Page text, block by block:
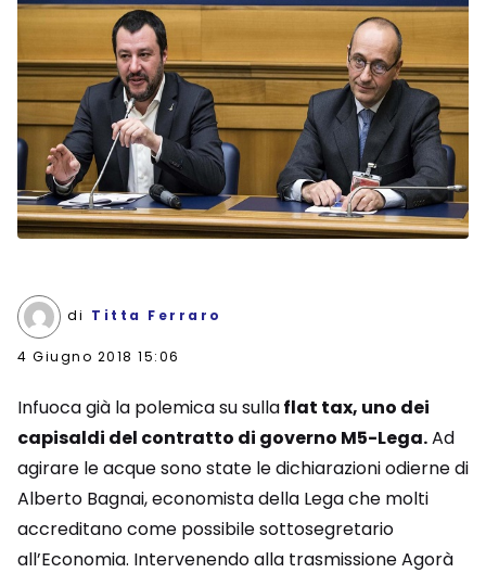
di Titta Ferraro
4 Giugno 2018 15:06
Infuoca già la polemica su sullaflat tax, uno dei
capisaldi del contratto di governo M5-Lega.Ad
agirare le acque sono state le dichiarazioni odierne di
Alberto Bagnai, economista della Lega che molti
accreditano come possibile sottosegretario
all’Economia. Intervenendo alla trasmissione Agorà